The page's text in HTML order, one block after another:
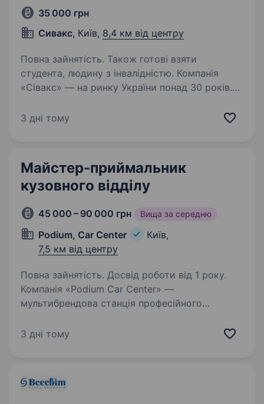
35 000 грн
Сивакс, Київ, 8,4 км від центру
Повна зайнятість. Також готові взяти
студента, людину з інвалідністю. Компанія
«Сівакс» — на ринку України понад 30 років.
ми оголошуємо конкурс на посаду «Комірник-
3 дні тому
Майстер-приймальник
кузовного відділу
45 000 – 90 000 грн Вища за середню
Podium, Car Center
Київ,
7,5 км від центру
Повна зайнятість. Досвід роботи від 1 року.
Компанія «Podium Car Center» —
мультибрендова станція професійного
циклу, запрошує на роботу Майстера-
3 дні тому